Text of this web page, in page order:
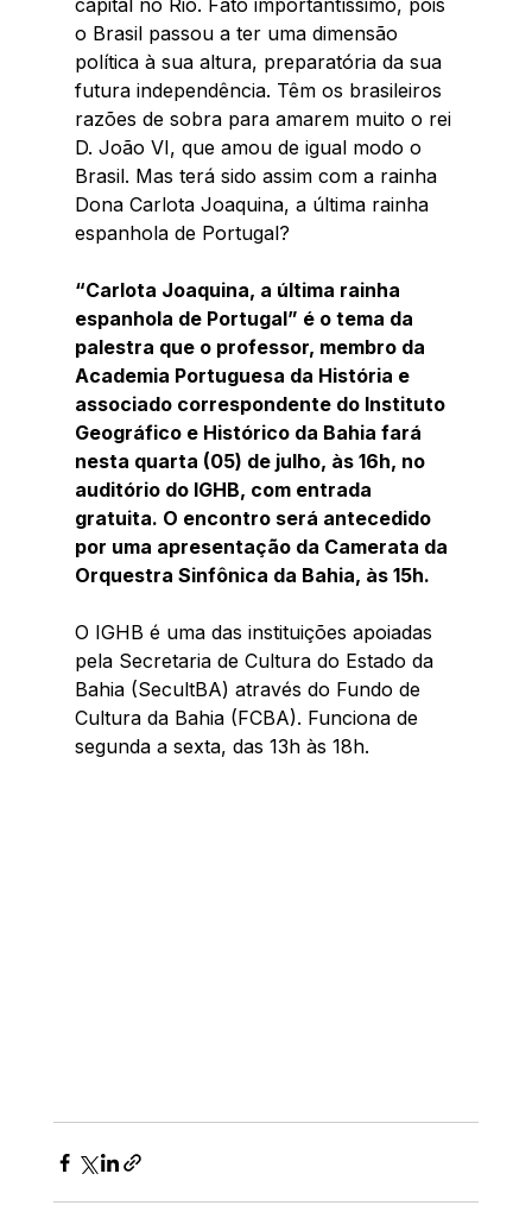
o Brasil passou a ter uma dimensão
política à sua altura, preparatória da sua
futura independência. Têm os brasileiros
razões de sobra para amarem muito o rei
D. João VI, que amou de igual modo o
Brasil. Mas terá sido assim com a rainha
Dona Carlota Joaquina, a última rainha
espanhola de Portugal?
“Carlota Joaquina, a última rainha
espanhola de Portugal” é o tema da
palestra que o professor, membro da
Academia Portuguesa da História e
associado correspondente do Instituto
Geográfico e Histórico da Bahia fará
nesta quarta (05) de julho, às 16h, no
auditório do IGHB, com entrada
gratuita. O encontro será antecedido
por uma apresentação da Camerata da
Orquestra Sinfônica da Bahia, às 15h.
O IGHB é uma das instituições apoiadas
pela Secretaria de Cultura do Estado da
Bahia (SecultBA) através do Fundo de
Cultura da Bahia (FCBA). Funciona de
segunda a sexta, das 13h às 18h.